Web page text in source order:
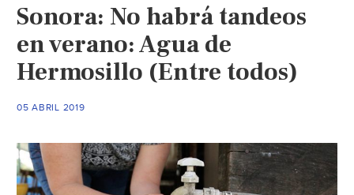
de
anuales
en
momentoMX)
Sonora: No habrá tandeos
en verano: Agua de
Hermosillo (Entre todos)
05 ABRIL 2019